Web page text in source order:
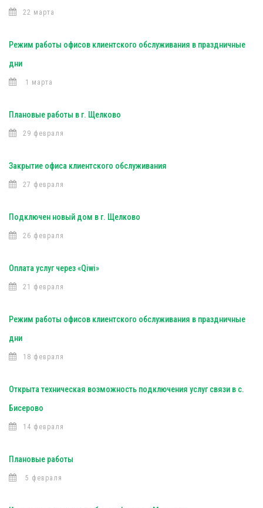
22 марта
Режим работы офисов клиентского обслуживания в праздничные
дни
1 марта
Плановые работы в г. Щелково
29 февраля
Закрытие офиса клиентского обслуживания
27 февраля
Подключен новый дом в г. Щелково
26 февраля
Оплата услуг через «Qiwi»
21 февраля
Режим работы офисов клиентского обслуживания в праздничные
дни
18 февраля
Открыта техническая возможность подключения услуг связи в с.
Бисерово
14 февраля
Плановые работы
5 февраля